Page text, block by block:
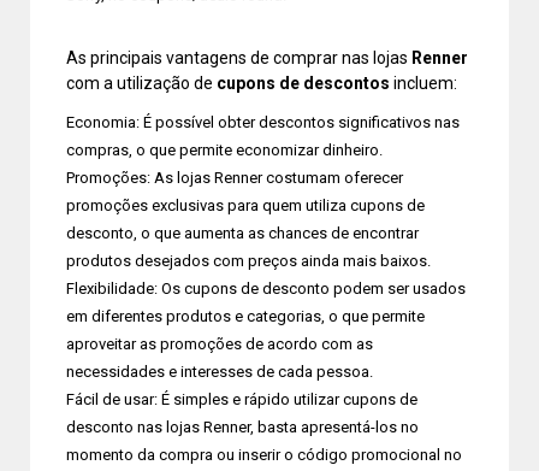
As principais vantagens de comprar nas lojas Renner
com a utilização de cupons de descontos incluem:
Economia: É possível obter descontos significativos nas
compras, o que permite economizar dinheiro.
Promoções: As lojas Renner costumam oferecer
promoções exclusivas para quem utiliza cupons de
desconto, o que aumenta as chances de encontrar
produtos desejados com preços ainda mais baixos.
Flexibilidade: Os cupons de desconto podem ser usados
em diferentes produtos e categorias, o que permite
aproveitar as promoções de acordo com as
necessidades e interesses de cada pessoa.
Fácil de usar: É simples e rápido utilizar cupons de
desconto nas lojas Renner, basta apresentá-los no
momento da compra ou inserir o código promocional no